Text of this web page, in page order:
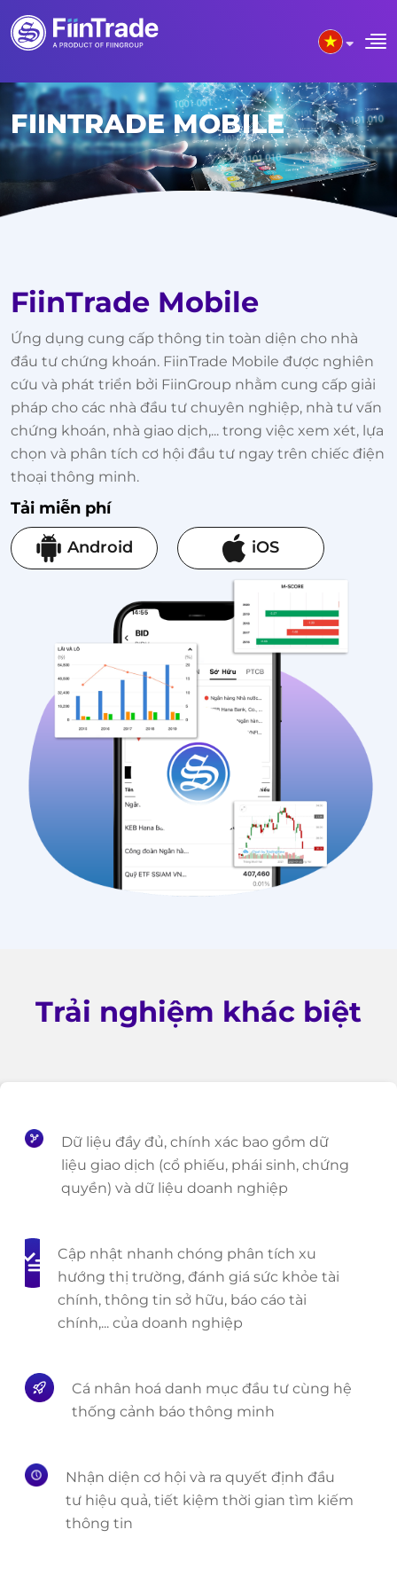
FIINTRADE MOBILE
FiinTrade Mobile
Ứng dụng cung cấp thông tin toàn diện cho nhà
đầu tư chứng khoán. FiinTrade Mobile được nghiên
cứu và phát triển bởi FiinGroup nhằm cung cấp giải
pháp cho các nhà đầu tư chuyên nghiệp, nhà tư vấn
chứng khoán, nhà giao dịch,... trong việc xem xét, lựa
chọn và phân tích cơ hội đầu tư ngay trên chiếc điện
thoại thông minh.
Tải miễn phí
Android
iOS
Trải nghiệm khác biệt
Dữ liệu đầy đủ, chính xác bao gồm dữ
liệu giao dịch (cổ phiếu, phái sinh, chứng
quyền) và dữ liệu doanh nghiệp
Cập nhật nhanh chóng phân tích xu
hướng thị trường, đánh giá sức khỏe tài
chính, thông tin sở hữu, báo cáo tài
chính,... của doanh nghiệp
Cá nhân hoá danh mục đầu tư cùng hệ
thống cảnh báo thông minh
Nhận diện cơ hội và ra quyết định đầu
tư hiệu quả, tiết kiệm thời gian tìm kiếm
thông tin